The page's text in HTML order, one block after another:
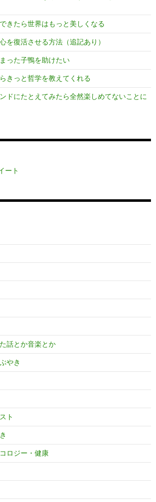
きたら世界はもっと美しくなる
を復活させる方法（追記あり）
った子鴨を助けたい
きっと哲学を教えてくれる
ドにたとえてみたら全然楽しめてないことに
ート
話とか音楽とか
やき
ト
ロジー・健康